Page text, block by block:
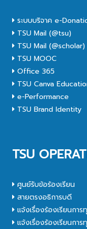
ระบบบริจาค e-
TSU Mail (@tsu)
TSU Mail (@scholar)
TSU MOOC
Office 365
TSU Canva
e-Performance
TSU Brand Identity
TSU
ศูนย์รับข้อร้องเรียน
สายตรงอธิการบดี
แจ้งเรื่องร้องเรียนกา
แจ้งเรื่องร้องเรียนกา